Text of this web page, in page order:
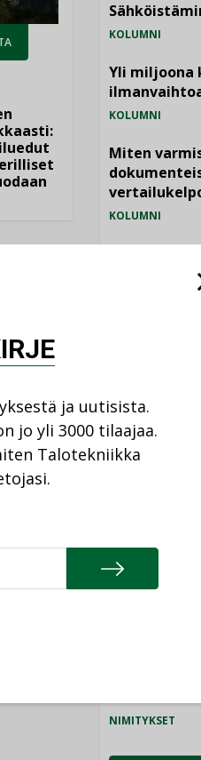
KOLUMNI
Yli miljoona
KOLUMNI
Miten
KOLUMNI
Vesi- ja
jämähtänyt
Refair
NIMITYKSET
ja uutisista.
jo yli 3000 tilaajaa.
Talotekniikka